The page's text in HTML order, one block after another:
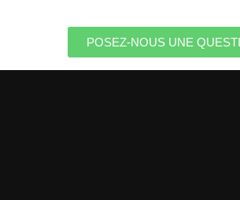
POSEZ-NOUS UNE